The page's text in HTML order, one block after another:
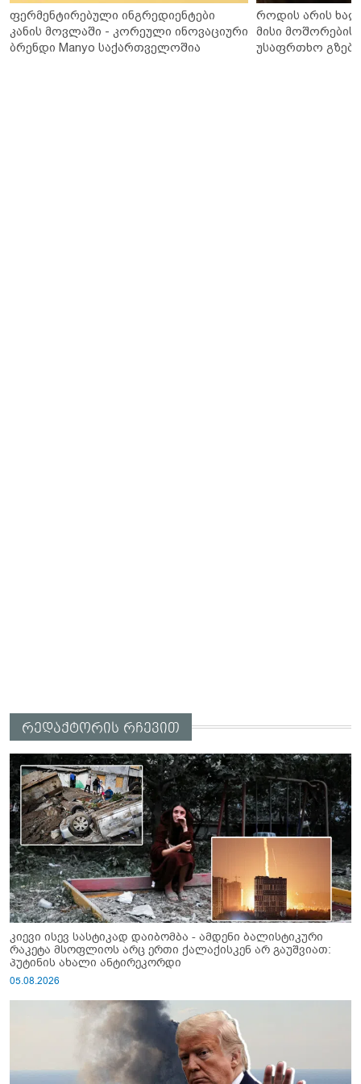
ფერმენტირებული ინგრედიენტები
კანის მოვლაში - კორეული ინოვაციური
ბრენდი Manyo საქართველოშია
როდის არის
მისი მოშორების
უსაფრთხო გზები
რედაქტორის რჩევით
კიევი ისევ სასტიკად დაიბომბა - ამდენი ბალისტიკური
რაკეტა მსოფლიოს არც ერთი ქალაქისკენ არ გაუშვიათ:
პუტინის ახალი ანტირეკორდი
05.08.2026